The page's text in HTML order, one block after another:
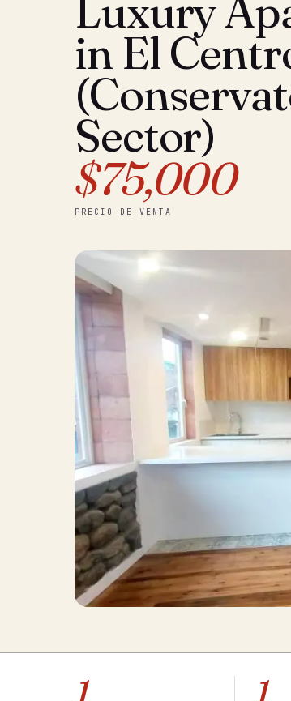
in El
Sector)
$75,000
PRECIO DE VENTA